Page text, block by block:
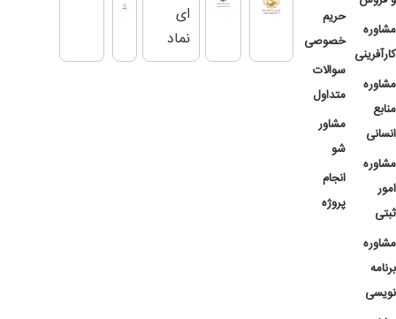
مشاوره
کارآفرینی
مشاوره
منابع
انسانی
مشاوره
امور
ثبتی
مشاوره
برنامه
نویسی
حریم
خصوصی
سوالات
متداول
مشاور
شو
انجام
پروژه